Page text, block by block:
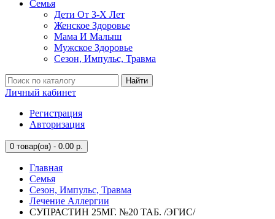
Семья
Дети От 3-Х Лет
Женское Здоровье
Мама И Малыш
Мужское Здоровье
Сезон, Импульс, Травма
Найти
Личный кабинет
Регистрация
Авторизация
0 товар(ов) - 0.00 р.
Главная
Семья
Сезон, Импульс, Травма
Лечение Аллергии
СУПРАСТИН 25МГ. №20 ТАБ. /ЭГИС/